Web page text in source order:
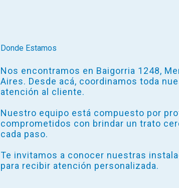
Donde Estamos
Nos encontramos en Baigorria 1248,
Aires. Desde acá, coordinamos toda
atención al cliente.
Nuestro equipo está compuesto por
comprometidos con brindar un trato
cada paso.
Te invitamos a conocer nuestras
para recibir atención personalizada.